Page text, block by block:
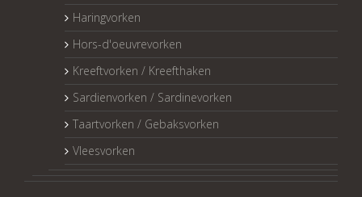
Haringvorken
Hors-d'oeuvrevorken
Kreeftvorken / Kreefthaken
Sardienvorken / Sardinevorken
Taartvorken / Gebaksvorken
Vleesvorken